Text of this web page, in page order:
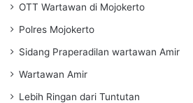
OTT Wartawan di Mojokerto
Polres Mojokerto
Sidang Praperadilan wartawan Amir
Wartawan Amir
Lebih Ringan dari Tuntutan